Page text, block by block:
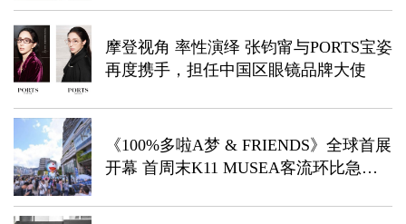
摩登视角 率性演绎 张钧甯与PORTS宝姿
再度携手，担任中国区眼镜品牌大使
《100%多啦A梦 & FRIENDS》全球首展
开幕 首周末K11 MUSEA客流环比急升